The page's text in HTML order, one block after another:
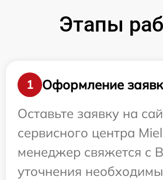
Этапы
1
Оформление
Оставьте заявку на
сервисного центра
менеджер свяжется с
уточнения